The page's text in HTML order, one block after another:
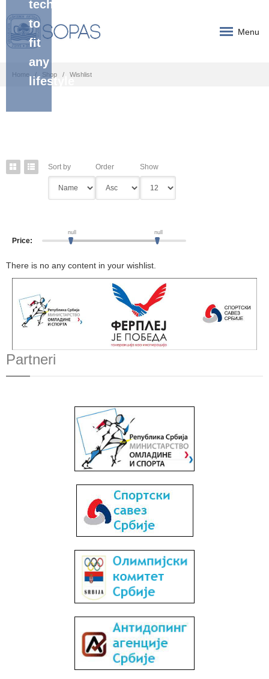
Menu
Home Shop Wishlist
technology
to
fit
any
lifestyle
Sort by Order Show
Price:
null null
There is no any content in your wishlist.
Partneri